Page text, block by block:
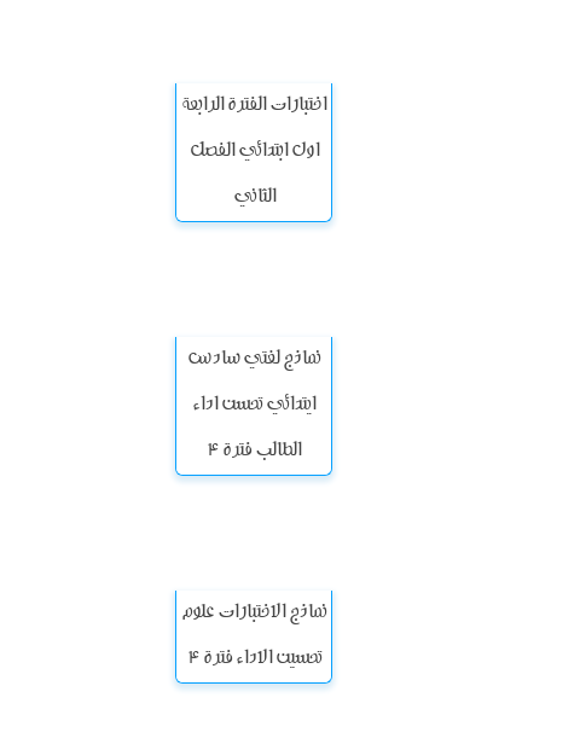
اختبارات الفترة الرابعة
اول ابتدائي الفصل
الثاني
نماذج لغتي سادس
ايتدائي تحسن اداء
الطالب فترة 4
نماذج الاختبارات علوم
تحسين الاداء فترة 4